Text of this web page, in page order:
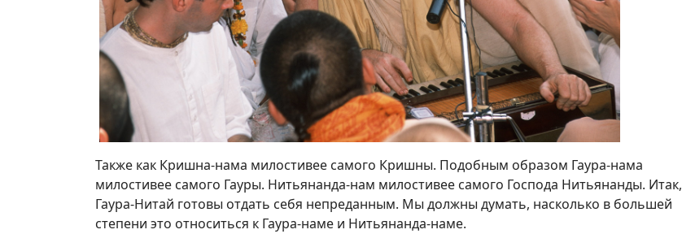
Также как Кришна-нама милостивее самого Кришны. Подобным образом Гаура-нама
милостивее самого Гауры. Нитьянанда-нам милостивее самого Господа Нитьянанды. Итак,
Гаура-Нитай готовы отдать себя непреданным. Мы должны думать, насколько в большей
степени это относиться к Гаура-наме и Нитьянанда-наме.